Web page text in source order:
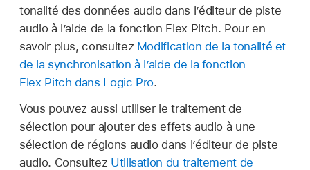
tonalité des données audio dans l’éditeur de piste
audio à l’aide de la fonction Flex Pitch. Pour en
savoir plus, consultez Modification de la tonalité et
de la synchronisation à l’aide de la fonction
Flex Pitch dans Logic Pro.
Vous pouvez aussi utiliser le traitement de
sélection pour ajouter des effets audio à une
sélection de régions audio dans l’éditeur de piste
audio. Consultez Utilisation du traitement de